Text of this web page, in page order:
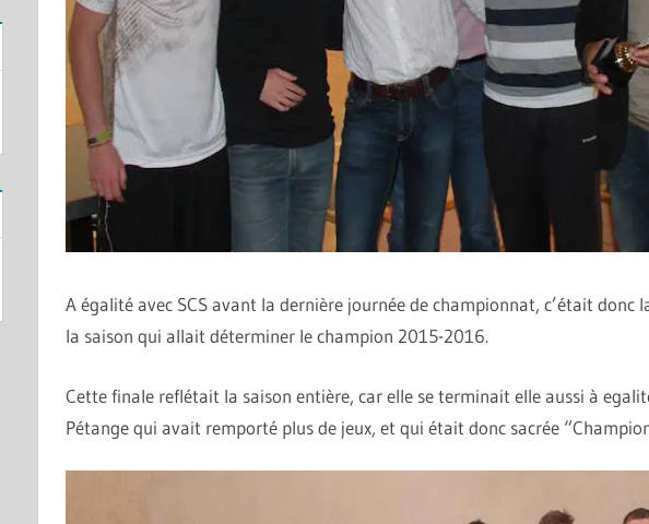
A égalité avec SCS avant la dernière journée de championnat, c’était donc
la saison qui allait déterminer le champion 2015-2016.
Cette finale reflétait la saison entière, car elle se terminait elle aussi à
Pétange qui avait remporté plus de jeux, et qui était donc sacrée